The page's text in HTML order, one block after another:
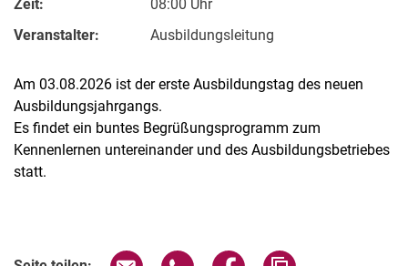
Zeit:
08:00 Uhr
Veranstalter:
Ausbildungsleitung
Am 03.08.2026 ist der erste Ausbildungstag des neuen
Ausbildungsjahrgangs.
Es findet ein buntes Begrüßungsprogramm zum
Kennenlernen untereinander und des Ausbildungsbetriebes
statt.
Seite über E-Mail teilen
Seite über WhatsApp teilen
Seite über Facebook